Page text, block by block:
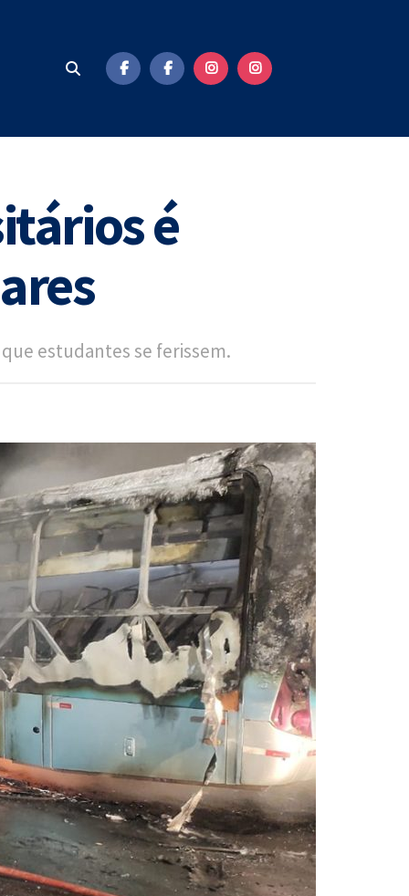
é
estudantes se ferissem.